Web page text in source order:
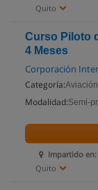
Quito
Curso Piloto
4 Meses
Corporación
Categoría:Aviación
Modalidad:Semi-
Impartido en:
Quito